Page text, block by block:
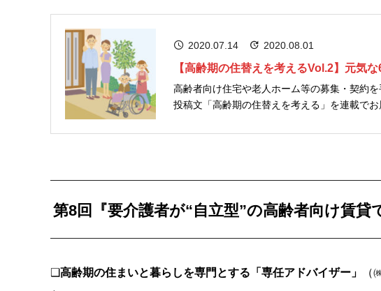
2020.07.14 2020.08.01
【高齢期の住替えを考えるVol.2】元気
高齢者向け住宅や老人ホーム等の募集・契約
投稿文「高齢期の住替えを考える」を連載で
...
第8回『要介護者が“自立型”の高齢者向け賃貸
❑高齢期の住まいと暮らしを専門とする「専任アドバイザー」
（